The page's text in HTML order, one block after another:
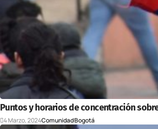
Puntos y horarios de concentración
4 Marzo, 2024ComunidadBogotá